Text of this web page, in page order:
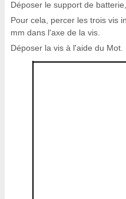
Déposer le support de
Pour cela, percer les trois vis
mm dans l'axe de la vis.
Déposer la vis à l'aide du Mot.